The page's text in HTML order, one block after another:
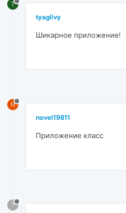
T
tyaglivy
Шикарное приложение!
N
novel19811
Приложение класс
?